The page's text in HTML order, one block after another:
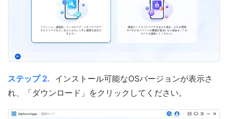
ステップ 2. インストール可能なOSバージョンが表示さ
れ、「ダウンロード」をクリックしてください。